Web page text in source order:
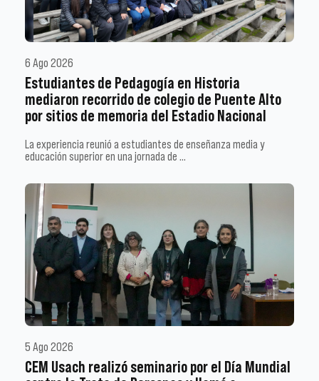
6 Ago 2026
Estudiantes de Pedagogía en Historia
mediaron recorrido de colegio de Puente Alto
por sitios de memoria del Estadio Nacional
La experiencia reunió a estudiantes de enseñanza media y
educación superior en una jornada de …
5 Ago 2026
CEM Usach realizó seminario por el Día Mundial